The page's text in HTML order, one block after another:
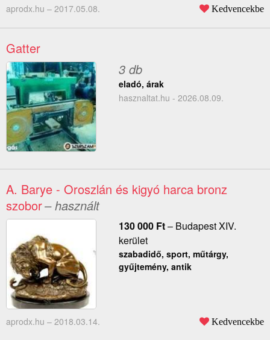
aprodx.hu – 2017.05.08. Kedvencekbe
Gatter
3 db
eladó, árak
hasznaltat.hu - 2026.08.09.
A. Barye - Oroszlán és kigyó harca bronz
szobor– használt
130 000 Ft– Budapest XIV.
kerület
szabadidő, sport, műtárgy,
gyűjtemény, antik
aprodx.hu – 2018.03.14. Kedvencekbe